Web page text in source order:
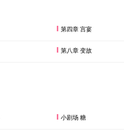
第四章 宫宴
第八章 变故
小剧场 糖